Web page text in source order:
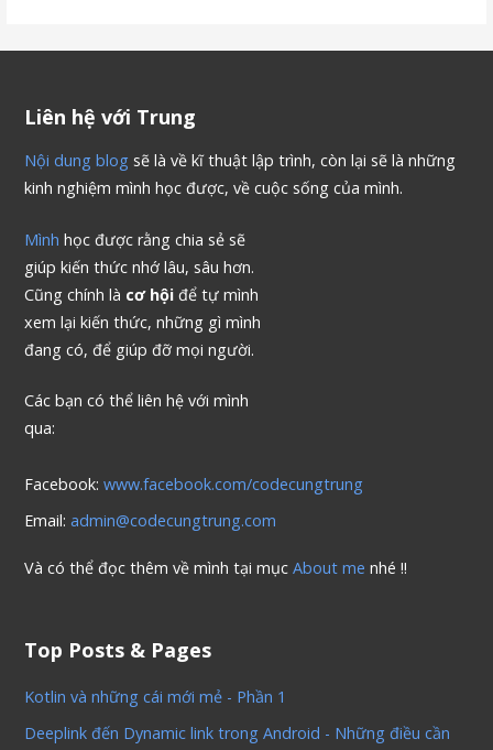
Liên hệ với Trung
Nội dung blog sẽ là về kĩ thuật lập trình, còn lại sẽ là những
kinh nghiệm mình học được, về cuộc sống của mình.
Mình học được rằng chia sẻ sẽ
giúp kiến thức nhớ lâu, sâu hơn.
Cũng chính là cơ hội để tự mình
xem lại kiến thức, những gì mình
đang có, để giúp đỡ mọi người.
Các bạn có thể liên hệ với mình
qua:
Facebook:www.facebook.com/codecungtrung
Email:admin@codecungtrung.com
Và có thể đọc thêm về mình tại mụcAbout me nhé !!
Top Posts & Pages
Kotlin và những cái mới mẻ - Phần 1
Deeplink đến Dynamic link trong Android - Những điều cần